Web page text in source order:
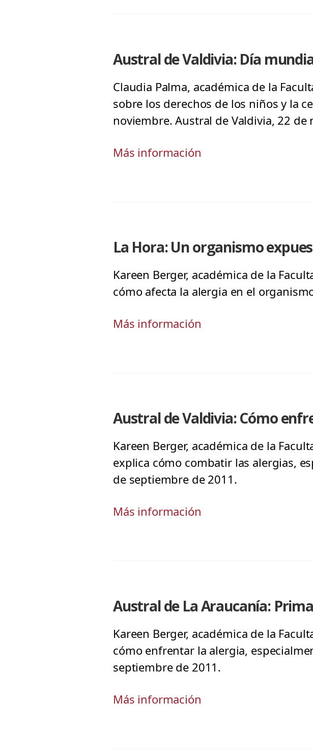
Austral de Valdivia: Día
Claudia Palma, académica de la
sobre los derechos de los niños y la
noviembre. Austral de Valdivia, 22 de
Más información
La Hora: Un organismo
Kareen Berger, académica de la
cómo afecta la alergia en el
Más información
Austral de Valdivia: Cómo
Kareen Berger, académica de la
explica cómo combatir las alergias,
de septiembre de 2011.
Más información
Austral de La Araucanía:
Kareen Berger, académica de la
cómo enfrentar la alergia,
septiembre de 2011.
Más información